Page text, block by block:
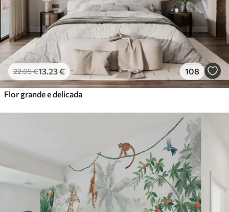
22.05€13 .23€ 108
Flor grande e delicada